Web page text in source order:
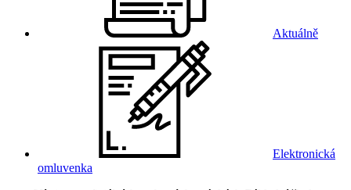
Aktuálně
Elektronická
omluvenka